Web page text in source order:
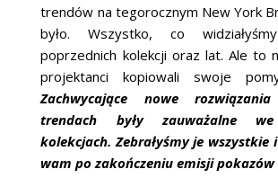
trendów na tegorocznym New York
było. Wszystko, co
poprzednich kolekcji oraz lat. Ale to
projektanci kopiowali swoje
Zachwycające nowe
trendach były zauważalne
kolekcjach. Zebrałyśmy je wszystkie
wam po zakończeniu emisji pokazów